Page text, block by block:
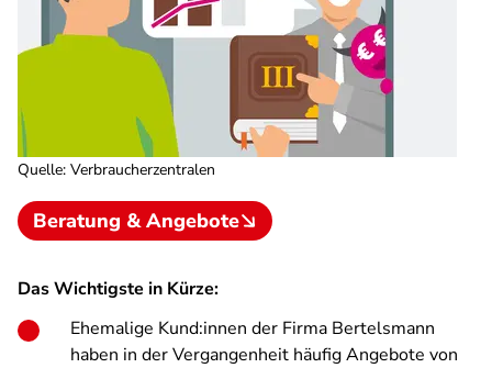
Quelle: Verbraucherzentralen
Beratung & Angebote
Das Wichtigste in Kürze:
Ehemalige Kund:innen der Firma Bertelsmann
haben in der Vergangenheit häufig Angebote von